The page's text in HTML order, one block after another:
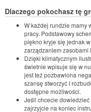
Dlaczego pokochasz tę
W każdej rundzie mamy
pracy. Podstawowy
piękno kryje się jednak
zarządzaniem zasobami
Dzięki klimatycznym
świetnie wpisuje się w
jest też pozbawiona
szansę stworzyć i
dostępne możliwości.
Jeśli chcecie
zajrzyjcie na koniec